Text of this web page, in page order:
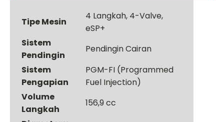
Tipe Mesin
4 Langkah, 4-Valve,
eSP+
Sistem
Pendingin
Pendingin Cairan
Sistem
Pengapian
PGM-FI (Programmed
Fuel Injection)
Volume
Langkah
156,9 cc